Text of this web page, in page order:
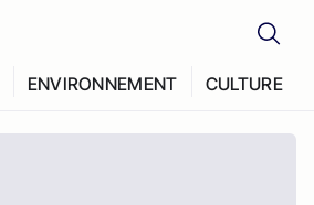
ENVIRONNEMENT CULTURE